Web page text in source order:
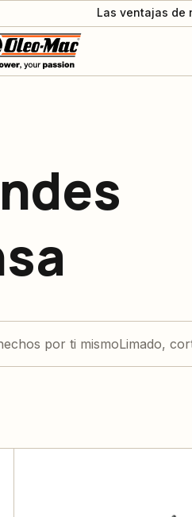
Las ventajas de
por ti mismoLimado,